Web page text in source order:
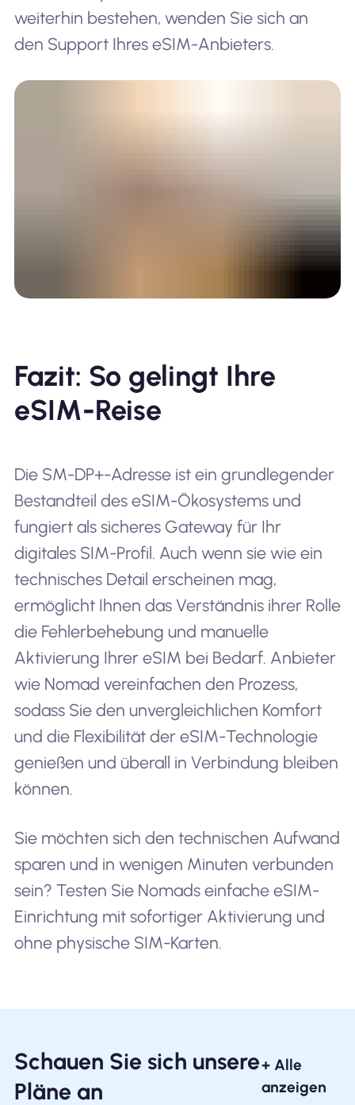
weiterhin bestehen, wenden Sie sich an
den Support Ihres eSIM-Anbieters.
Fazit: So gelingt Ihre
eSIM-Reise
Die SM-DP+-Adresse ist ein grundlegender
Bestandteil des eSIM-Ökosystems und
fungiert als sicheres Gateway für Ihr
digitales SIM-Profil. Auch wenn sie wie ein
technisches Detail erscheinen mag,
ermöglicht Ihnen das Verständnis ihrer Rolle
die Fehlerbehebung und manuelle
Aktivierung Ihrer eSIM bei Bedarf. Anbieter
wie Nomad vereinfachen den Prozess,
sodass Sie den unvergleichlichen Komfort
und die Flexibilität der eSIM-Technologie
genießen und überall in Verbindung bleiben
können.
Sie möchten sich den technischen Aufwand
sparen und in wenigen Minuten verbunden
sein? Testen Sie Nomads einfache eSIM-
Einrichtung mit sofortiger Aktivierung und
ohne physische SIM-Karten.
Schauen Sie sich unsere
Pläne an
+ Alle
anzeigen